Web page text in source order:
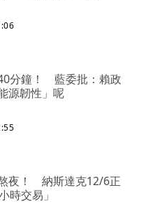
分鐘！ 藍委批：賴政
源韌性」呢
夜！ 納斯達克12/6正
時交易」